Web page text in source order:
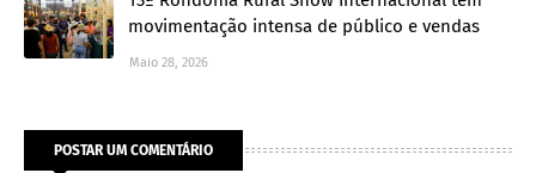
movimentação intensa de público e vendas
Maio 28, 2026
POSTAR UM COMENTÁRIO